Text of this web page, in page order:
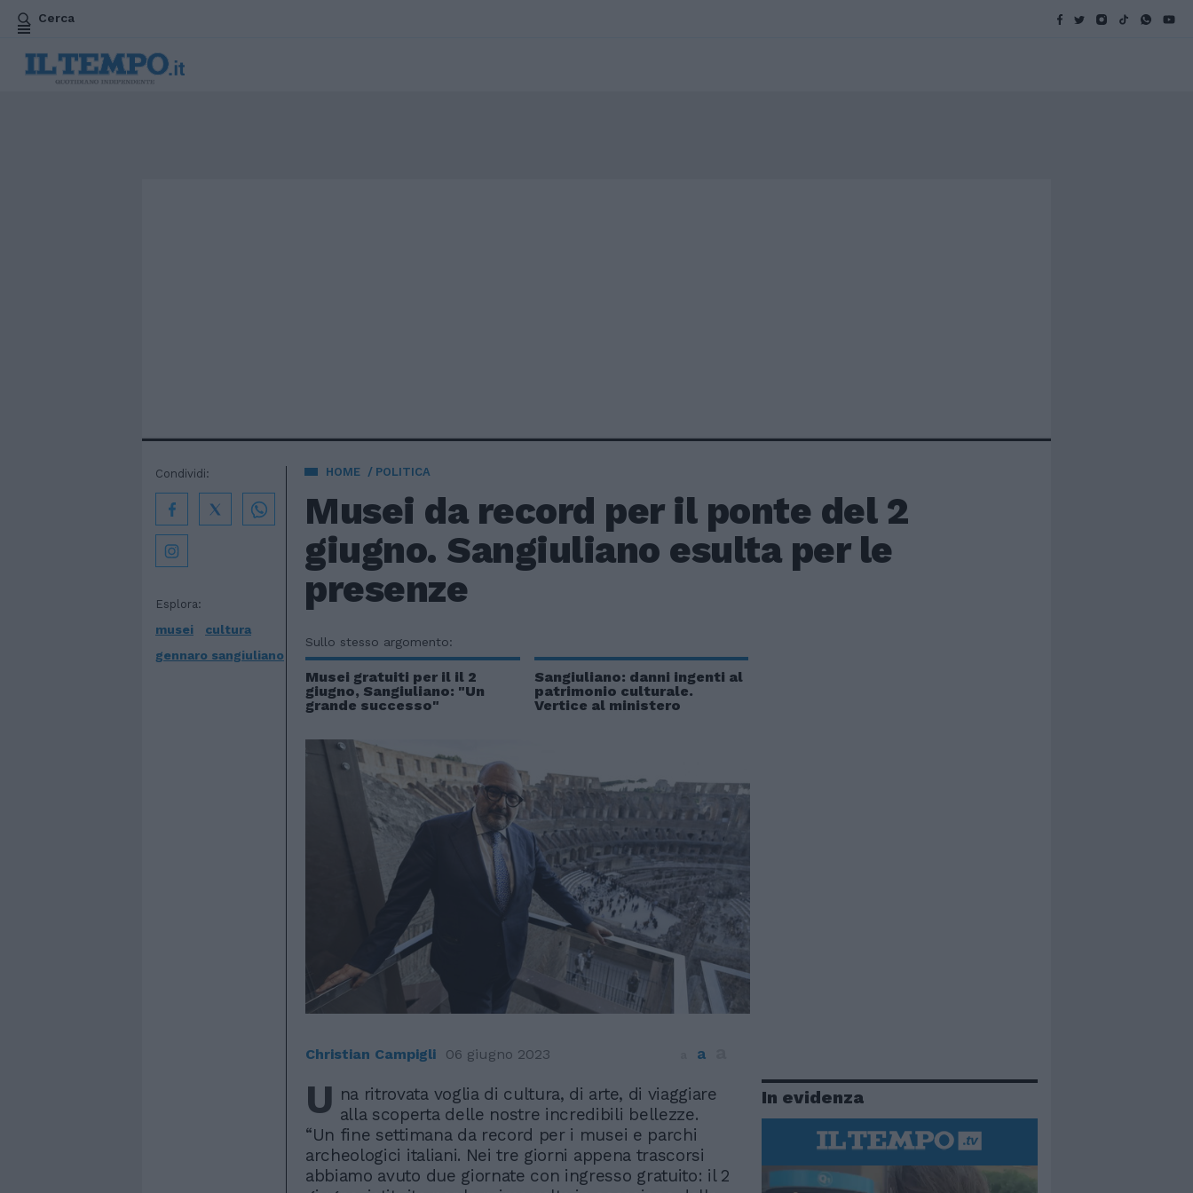
Cerca
HOME POLITICA
Musei da record per il ponte del 2
giugno. Sangiuliano esulta per le
presenze
Esplora:
musei
cultura
gennaro sangiuliano
Condividi:
Sullo stesso argomento:
Musei gratuiti per il il 2
giugno, Sangiuliano: "Un
grande successo"
Sangiuliano: danni ingenti al
patrimonio culturale.
Vertice al ministero
Christian Campigli 06 giugno 2023 a
U na ritrovata voglia di cultura, di arte, di viaggiare
alla scoperta delle nostre incredibili bellezze.
“Un fine settimana da record per i musei e parchi
archeologici italiani. Nei tre giorni appena trascorsi
abbiamo avuto due giornate con ingresso gratuito: il 2
In evidenza